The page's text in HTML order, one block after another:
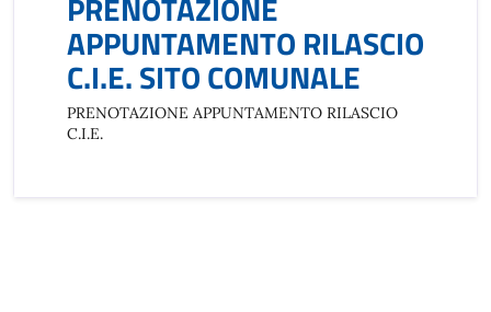
APPUNTAMENTO RILASCIO
C.I.E. SITO COMUNALE
PRENOTAZIONE APPUNTAMENTO RILASCIO
C.I.E.